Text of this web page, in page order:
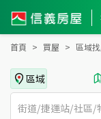
宜蘭縣頭
首頁 買屋 區域
區域